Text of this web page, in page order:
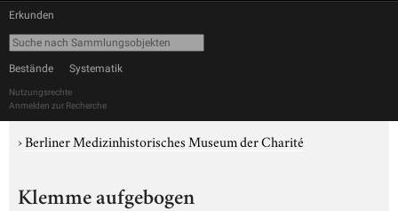
Erkunden
Bestände Systematik
Nutzungsrechte
Anmelden zur Recherche
›Berliner Medizinhistorisches Museum der Charité
Klemme aufgebogen